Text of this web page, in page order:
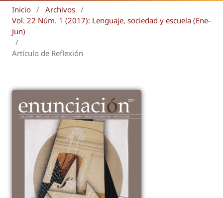
Inicio / Archivos /
Vol. 22 Núm. 1 (2017): Lenguaje, sociedad y escuela (Ene-
Jun)
/
Artículo de Reflexión